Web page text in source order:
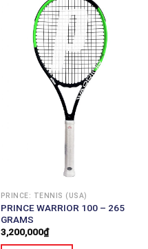
PRINCE: TENNIS (USA)
PRINCE WARRIOR 100 – 265
GRAMS
3,200,000₫